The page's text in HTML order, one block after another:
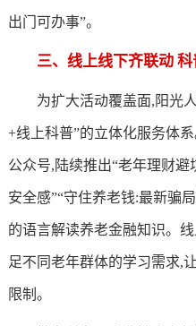
出门可办事”。
三、线上线下齐联动
为扩大活动覆盖面,阳光
+线上科普”的立体化服务体
公众号,陆续推出“老年理财避
安全感”“守住养老钱:最新骗
的语言解读养老金融知识。
足不同老年群体的学习需求,
限制。